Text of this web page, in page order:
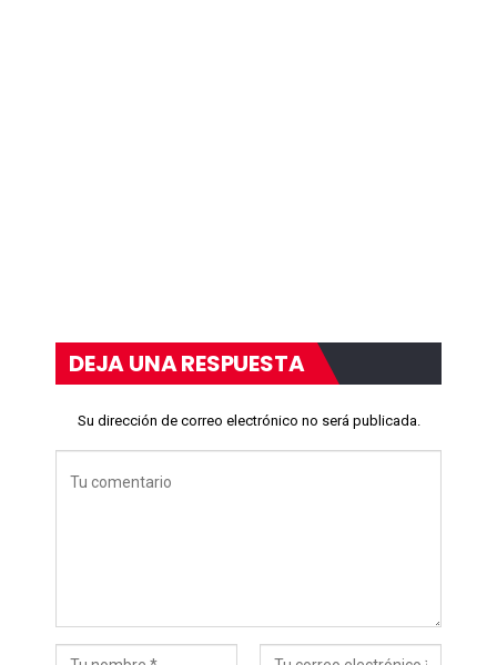
DEJA UNA RESPUESTA
Su dirección de correo electrónico no será publicada.